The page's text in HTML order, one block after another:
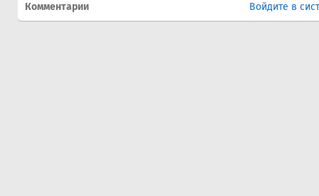
Комментарии Войдите в